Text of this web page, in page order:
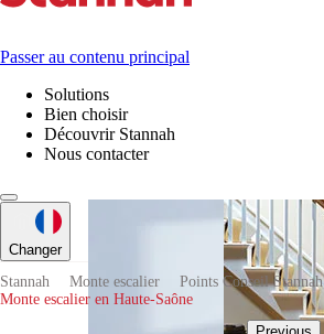
Passer au contenu principal
Solutions
Bien choisir
Découvrir Stannah
Nous contacter
Changer
Stannah
Monte escalier
Points Conseil Stannah
Monte escalier en Haute-Saône